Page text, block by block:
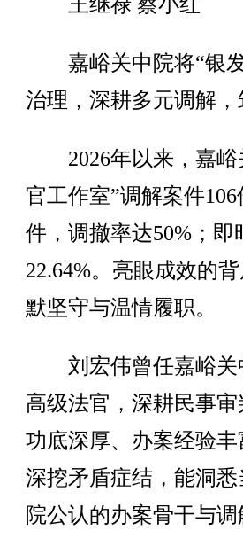
嘉峪关中院将“银发
治理，深耕多元调解，
2026年以来，嘉峪
官工作室”调解案件
件，调撤率达50%；即
22.64%。亮眼成效的
默坚守与温情履职。
刘宏伟曾任嘉峪关
高级法官，深耕民事
功底深厚、办案经验
深挖矛盾症结，能洞
院公认的办案骨干与调